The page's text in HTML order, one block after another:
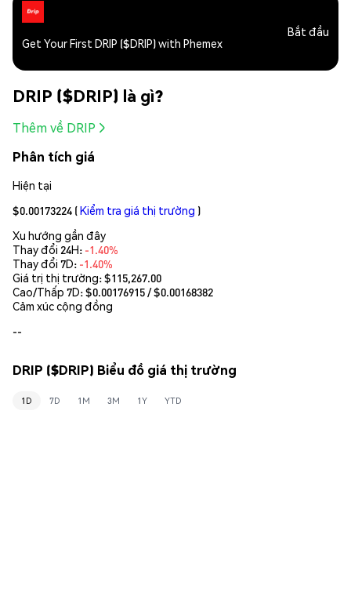
Get Your First DRIP ($DRIP) with Phemex
Bắt đầu
DRIP ($DRIP) là gì?
Thêm về DRIP
Phân tích giá
Hiện tại
$0.00173224 (Kiểm tra giá thị trường )
Xu hướng gần đây
Thay đổi 24H: -1.40%
Thay đổi 7D: -1.40%
Giá trị thị trường:$115,267.00
Cao/Thấp 7D: $0.00176915/ $0.00168382
Cảm xúc cộng đồng
--
DRIP ($DRIP) Biểu đồ giá thị trường
1D 7D 1M 3M 1Y YTD